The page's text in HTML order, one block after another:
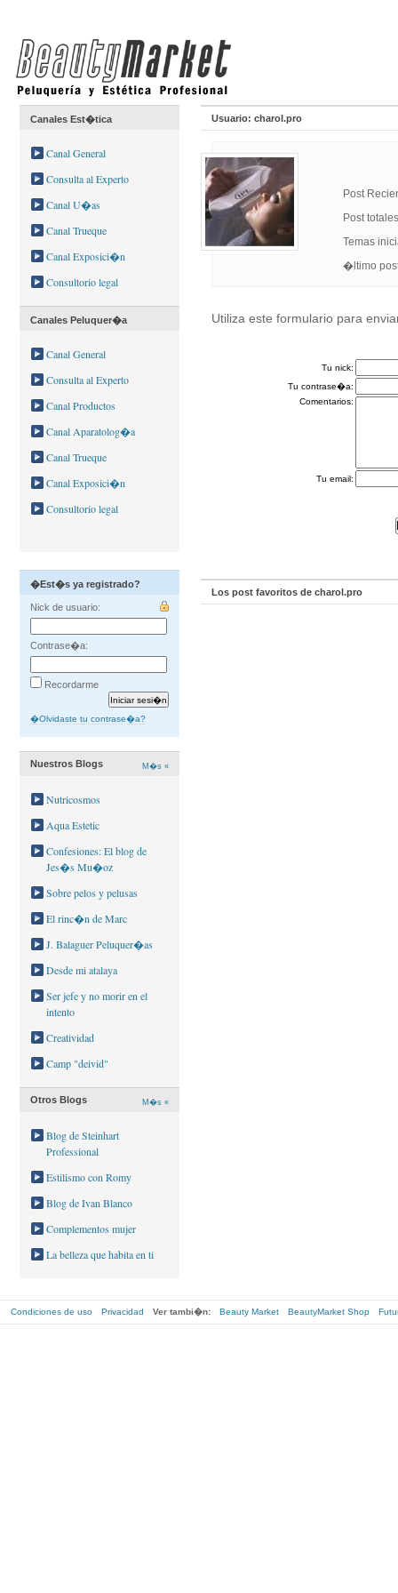
Canales Est�tica
Canal General
Consulta al Experto
Canal U�as
Canal Trueque
Canal Exposici�n
Consultorio legal
Canales Peluquer�a
Canal General
Consulta al Experto
Canal Productos
Canal Aparatolog�a
Canal Trueque
Canal Exposici�n
Consultorio legal
�Est�s ya registrado?
Nick de usuario:
Contrase�a:
Recordarme
�Olvidaste tu contrase�a?
Nuestros Blogs M�s «
Nutricosmos
Aqua Estetic
Confesiones: El blog de
Jes�s Mu�oz
Sobre pelos y pelusas
El rinc�n de Marc
J. Balaguer Peluquer�as
Desde mi atalaya
Ser jefe y no morir en el
intento
Creatividad
Camp "deivid"
Otros Blogs M�s «
Blog de Steinhart
Professional
Estilismo con Romy
Blog de Ivan Blanco
Complementos mujer
La belleza que habita en ti
Usuario: charol.pro
Post
Post
Temas
�ltimo
Utiliza este formulario para
Tu nick:
Tu contrase�a:
Comentarios:
Tu email:
Los post favoritos de charol.pro
Condiciones de uso Privacidad Ver tambi�n: Beauty Market BeautyMarket Shop